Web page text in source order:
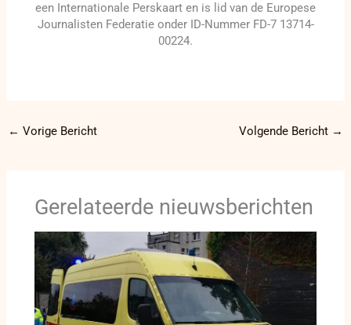
een Internationale Perskaart en is lid van de Europese
Journalisten Federatie onder ID-Nummer FD-7 13714-
00224.
← Vorige Bericht Volgende Bericht →
Gerelateerde nieuwsberichten